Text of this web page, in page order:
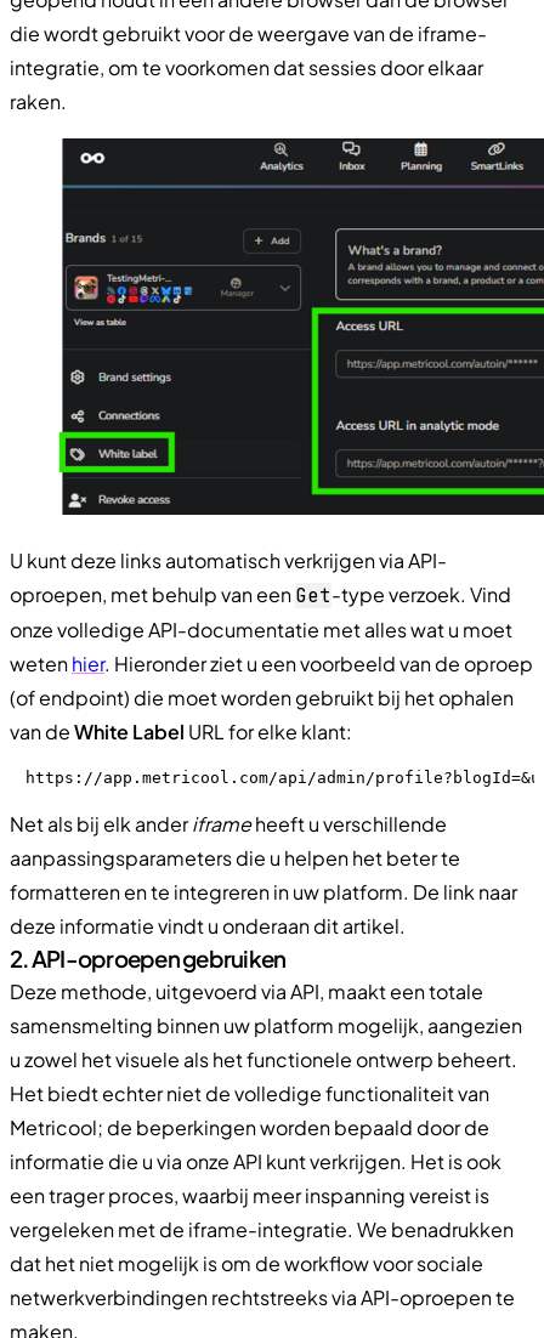
die wordt gebruikt voor de weergave van de iframe-
integratie, om te voorkomen dat sessies door elkaar
raken.
U kunt deze links automatisch verkrijgen via API-
oproepen, met behulp van eenGet-type verzoek. Vind
onze volledige API-documentatie met alles wat u moet
wetenhier. Hieronder ziet u een voorbeeld van de oproep
(of endpoint) die moet worden gebruikt bij het ophalen
van deWhite Label URL for elke klant:
https://app.metricool.com/api/admin/
Net als bij elk anderiframeheeft u verschillende
aanpassingsparameters die u helpen het beter te
formatteren en te integreren in uw platform. De link naar
deze informatie vindt u onderaan dit artikel.
2. API-oproepen gebruiken
Deze methode, uitgevoerd via API, maakt een totale
samensmelting binnen uw platform mogelijk, aangezien
u zowel het visuele als het functionele ontwerp beheert.
Het biedt echter niet de volledige functionaliteit van
Metricool; de beperkingen worden bepaald door de
informatie die u via onze API kunt verkrijgen. Het is ook
een trager proces, waarbij meer inspanning vereist is
vergeleken met de iframe-integratie. We benadrukken
dat het niet mogelijk is om de workflow voor sociale
netwerkverbindingen rechtstreeks via API-oproepen te
maken.